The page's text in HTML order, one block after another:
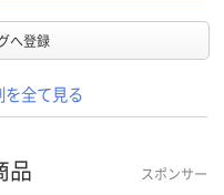
へ登録
を全て見る
品 スポンサー